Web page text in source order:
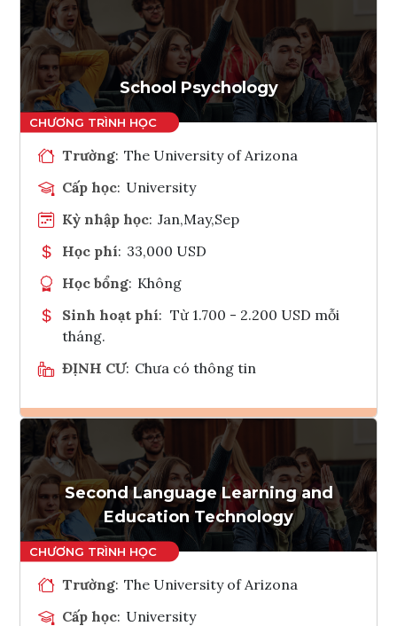
Ghi danh
Tham vấn Interlink
School Psychology
Trường: The University of Arizona
Cấp học: University
Kỳ nhập học: Jan,May,Sep
Học phí: 33,000 USD
Học bổng: Không
Sinh hoạt phí: Từ 1.700 - 2.200 USD mỗi
tháng.
ĐỊNH CƯ: Chưa có thông tin
Ghi danh
Tham vấn Interlink
Second Language Learning and
Education Technology
Trường: The University of Arizona
Cấp học: University